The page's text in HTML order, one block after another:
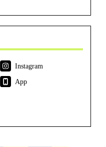
Instagram
App